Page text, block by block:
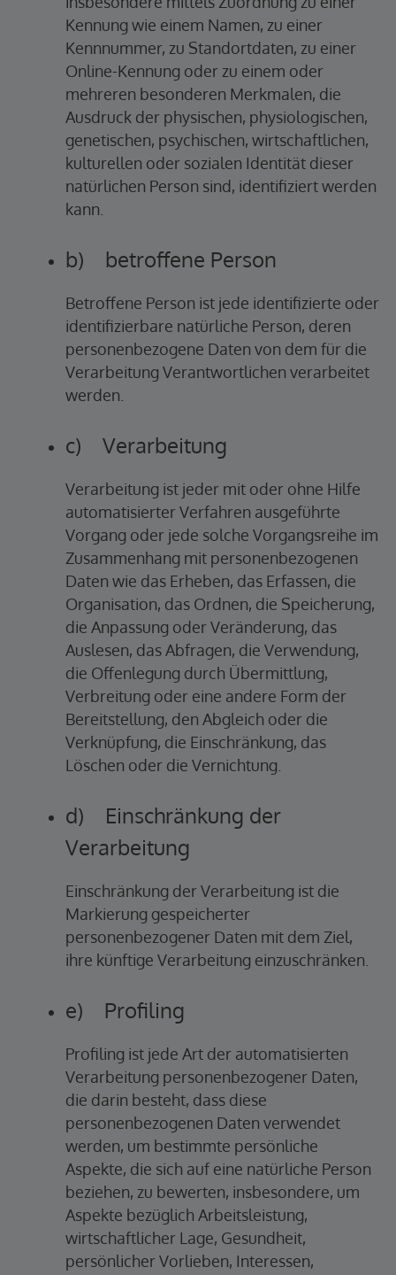
Kennung wie einem Namen, zu einer
Kennnummer, zu Standortdaten, zu einer
Online-Kennung oder zu einem oder
mehreren besonderen Merkmalen, die
Ausdruck der physischen, physiologischen,
genetischen, psychischen, wirtschaftlichen,
kulturellen oder sozialen Identität dieser
natürlichen Person sind, identifiziert werden
kann.
b) betroffene Person
Betroffene Person ist jede identifizierte oder
identifizierbare natürliche Person, deren
personenbezogene Daten von dem für die
Verarbeitung Verantwortlichen verarbeitet
werden.
c) Verarbeitung
Verarbeitung ist jeder mit oder ohne Hilfe
automatisierter Verfahren ausgeführte
Vorgang oder jede solche Vorgangsreihe im
Zusammenhang mit personenbezogenen
Daten wie das Erheben, das Erfassen, die
Organisation, das Ordnen, die Speicherung,
die Anpassung oder Veränderung, das
Auslesen, das Abfragen, die Verwendung,
die Offenlegung durch Übermittlung,
Verbreitung oder eine andere Form der
Bereitstellung, den Abgleich oder die
Verknüpfung, die Einschränkung, das
Löschen oder die Vernichtung.
d) Einschränkung der
Verarbeitung
Einschränkung der Verarbeitung ist die
Markierung gespeicherter
personenbezogener Daten mit dem Ziel,
ihre künftige Verarbeitung einzuschränken.
e) Profiling
Profiling ist jede Art der automatisierten
Verarbeitung personenbezogener Daten,
die darin besteht, dass diese
personenbezogenen Daten verwendet
werden, um bestimmte persönliche
Aspekte, die sich auf eine natürliche Person
beziehen, zu bewerten, insbesondere, um
Aspekte bezüglich Arbeitsleistung,
wirtschaftlicher Lage, Gesundheit,
persönlicher Vorlieben, Interessen,